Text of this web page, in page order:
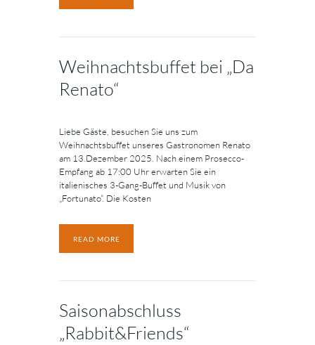
Weihnachtsbuffet bei „Da
Renato“
Liebe Gäste, besuchen Sie uns zum
Weihnachtsbuffet unseres Gastronomen Renato
am 13.Dezember 2025. Nach einem Prosecco-
Empfang ab 17:00 Uhr erwarten Sie ein
italienisches 3-Gang-Buffet und Musik von
„Fortunato“. Die Kosten
READ MORE
Saisonabschluss
„Rabbit&Friends“